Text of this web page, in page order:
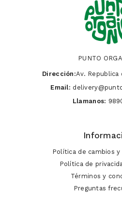
PUNTO
Dirección:Av. Republica
Email:
Llamanos:
Política de cambios
Política de
Términos y
Preguntas